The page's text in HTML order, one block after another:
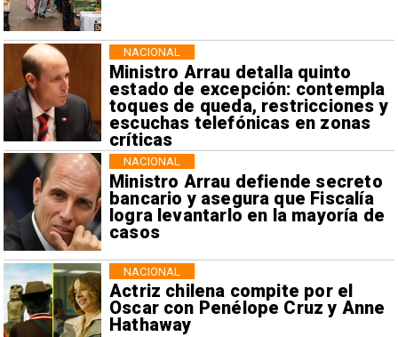
Ministro Arrau detalla quinto
estado de excepción: contempla
toques de queda, restricciones y
escuchas telefónicas en zonas
críticas
NACIONAL
Ministro Arrau defiende secreto
bancario y asegura que Fiscalía
logra levantarlo en la mayoría de
casos
NACIONAL
Actriz chilena compite por el
Oscar con Penélope Cruz y Anne
Hathaway
NACIONAL